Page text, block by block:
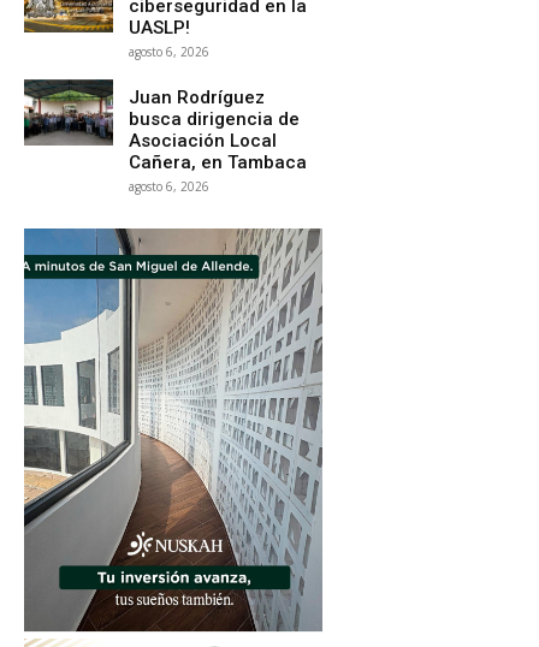
ciberseguridad en la
UASLP!
agosto 6, 2026
Juan Rodríguez
busca dirigencia de
Asociación Local
Cañera, en Tambaca
agosto 6, 2026